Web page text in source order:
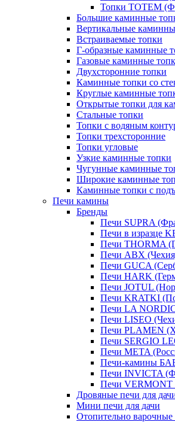
Топки TOTEM
Большие каминные
Вертикальные
Встраиваемые топки
Г-образные каминные
Газовые каминные
Двухсторонние топки
Каминные топки со
Круглые каминные
Открытые топки для
Стальные топки
Топки с водяным
Топки трехсторонние
Топки угловые
Узкие каминные топки
Чугунные каминные
Широкие каминные
Каминные топки с
Печи камины
Бренды
Печи SUPRA
Печи в изразце
Печи THORMA
Печи ABX
Печи GUCA
Печи HARK
Печи JOTUL
Печи KRATKI
Печи LA
Печи LISEO
Печи PLAMEN
Печи SERGIO
Печи META
Печи-камины
Печи INVICTA
Печи VERMONT
Дровяные печи для
Мини печи для дачи
Отопительно варочные